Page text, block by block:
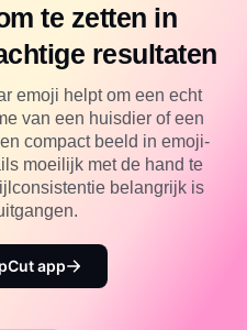
te zetten in
resultaten
emoji helpt om een echt
van een huisdier of een
compact beeld in emoji-
moeilijk met de hand te
belangrijk is
app